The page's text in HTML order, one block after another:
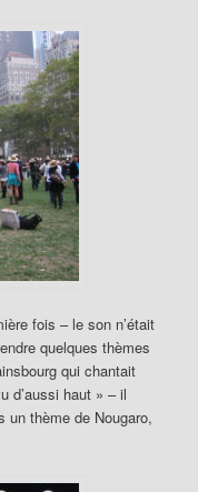
fois – le son n’était
quelques thèmes
qui chantait
d’aussi haut » – il
un thème de Nougaro,